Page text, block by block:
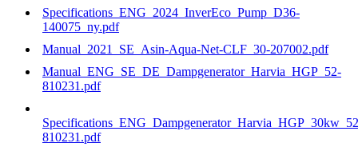
Specifications_ENG_2024_InverEco_Pump_D36-
140075_ny.pdf
Manual_2021_SE_Asin-Aqua-Net-CLF_30-207002.pdf
Manual_ENG_SE_DE_Dampgenerator_Harvia_HGP_52-
810231.pdf
810231.pdf